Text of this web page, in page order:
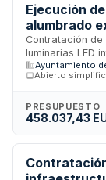
Ejecución
alumbrado
LED
Contratación
luminarias LED
de Algarinejo.
convocatoria
exterior
eficiencia
del
Ayuntamiento
Abierto
PRESUPUESTO
458.037,43